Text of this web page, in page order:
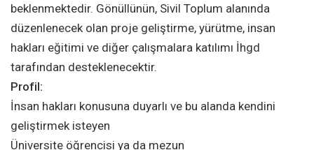
beklenmektedir. Gönüllünün, Sivil Toplum alanında
düzenlenecek olan proje geliştirme, yürütme, insan
hakları eğitimi ve diğer çalışmalara katılımı İhgd
tarafından desteklenecektir.
Profil:
İnsan hakları konusuna duyarlı ve bu alanda kendini
geliştirmek isteyen
Üniversite öğrencisi ya da mezun